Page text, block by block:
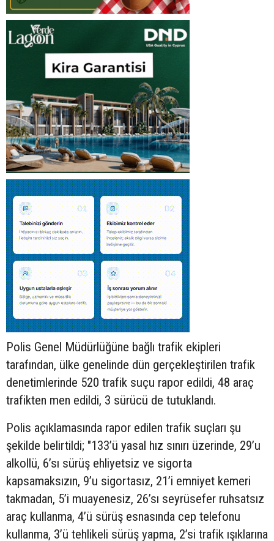
Polis Genel Müdürlüğüne bağlı trafik ekipleri
tarafından, ülke genelinde dün gerçekleştirilen trafik
denetimlerinde 520 trafik suçu rapor edildi, 48 araç
trafikten men edildi, 3 sürücü de tutuklandı.
Polis açıklamasında rapor edilen trafik suçları şu
şekilde belirtildi; "133’ü yasal hız sınırı üzerinde, 29’u
alkollü, 6’sı sürüş ehliyetsiz ve sigorta
kapsamaksızın, 9’u sigortasız, 21’i emniyet kemeri
takmadan, 5’i muayenesiz, 26’sı seyrüsefer ruhsatsız
araç kullanma, 4’ü sürüş esnasında cep telefonu
kullanma, 3’ü tehlikeli sürüş yapma, 2’si trafik ışıklarına